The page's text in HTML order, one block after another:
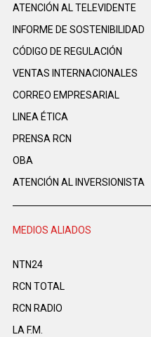
ATENCIÓN AL TELEVIDENTE
INFORME DE SOSTENIBILIDAD
CÓDIGO DE REGULACIÓN
VENTAS INTERNACIONALES
CORREO EMPRESARIAL
LINEA ÉTICA
PRENSA RCN
OBA
ATENCIÓN AL INVERSIONISTA
MEDIOS ALIADOS
NTN24
RCN TOTAL
RCN RADIO
LA F.M.